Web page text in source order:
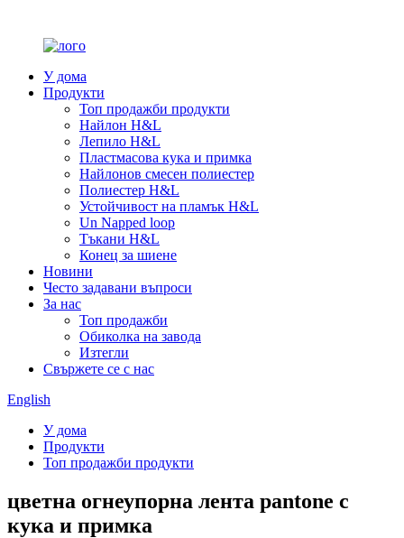
У дома
Продукти
Топ продажби продукти
Найлон H&L
Лепило H&L
Пластмасова кука и примка
Найлонов смесен полиестер
Полиестер H&L
Устойчивост на пламък H&L
Un Napped loop
Тъкани H&L
Конец за шиене
Новини
Често задавани въпроси
За нас
Топ продажби
Обиколка на завода
Изтегли
Свържете се с нас
English
У дома
Продукти
Топ продажби продукти
цветна огнеупорна лента pantone с
кука и примка